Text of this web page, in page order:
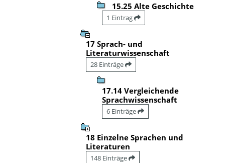
15.25 Alte Geschichte
1 Eintrag
17 Sprach- und
Literaturwissenschaft
28 Einträge
17.14 Vergleichende
Sprachwissenschaft
6 Einträge
18 Einzelne Sprachen und
Literaturen
148 Einträge